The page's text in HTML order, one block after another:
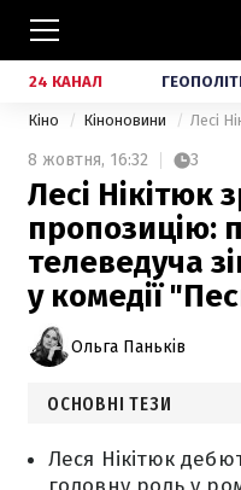
24 КАНАЛ
Кіно Кіноновини
8 жовтня, 16:32 3
Лесі Нікітюк
пропозицію:
телеведуча
у комедії
Ольга Паньків
ОСНОВНІ ТЕЗИ
Леся Нікітюк